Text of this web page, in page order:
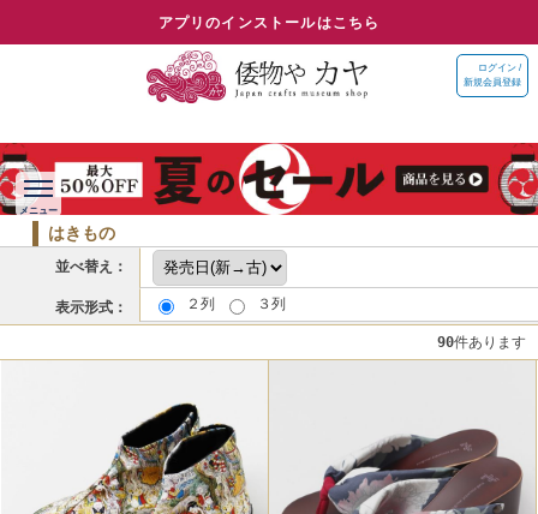
アプリのインストールはこちら
ログイン /
新規会員登録
はきもの
並べ替え：
表示形式： ２列 ３列
90件あります